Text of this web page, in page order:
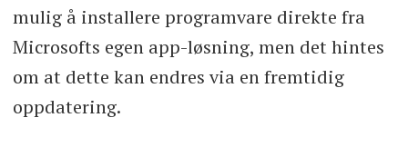
mulig å installere programvare direkte fra
Microsofts egen app-løsning, men det hintes
om at dette kan endres via en fremtidig
oppdatering.